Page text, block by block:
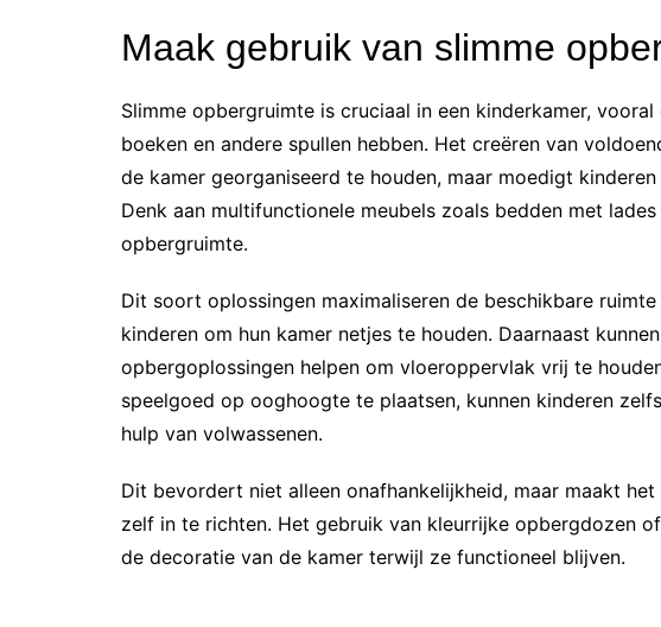
Maak gebruik van slimme
Slimme opbergruimte is cruciaal in een kinderkamer,
boeken en andere spullen hebben. Het creëren van
de kamer georganiseerd te houden, maar moedigt
Denk aan multifunctionele meubels zoals bedden met
opbergruimte.
Dit soort oplossingen maximaliseren de beschikbare
kinderen om hun kamer netjes te houden. Daarnaast
opbergoplossingen helpen om vloeroppervlak vrij te
speelgoed op ooghoogte te plaatsen, kunnen kinderen
hulp van volwassenen.
Dit bevordert niet alleen onafhankelijkheid, maar maakt
zelf in te richten. Het gebruik van kleurrijke opbergdozen
de decoratie van de kamer terwijl ze functioneel blijven.